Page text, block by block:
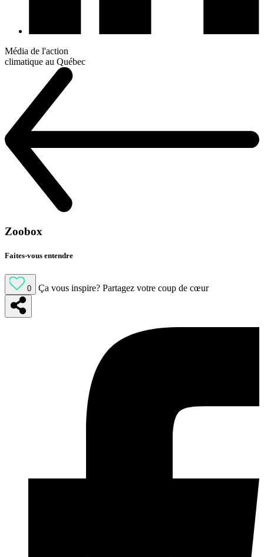
Média de l'action
climatique au Québec
Zoobox
Faites-vous entendre
0 Ça vous inspire? Partagez votre coup de cœur